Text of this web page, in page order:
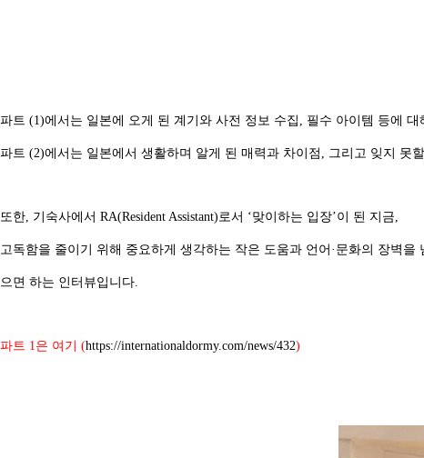
파트 (1)에서는 일본에 오게 된 계기와 사전 정보 수집, 필수 아이템 등에 대
파트 (2)에서는 일본에서 생활하며 알게 된 매력과 차이점, 그리고 잊지 못
또한, 기숙사에서 RA(Resident Assistant)로서 ‘맞이하는 입장’이 된 지금,
고독함을 줄이기 위해 중요하게 생각하는 작은 도움과 언어·문화의 장벽
으면 하는 인터뷰입니다.
파트 1은 여기 (https://internationaldormy.com/news/432)